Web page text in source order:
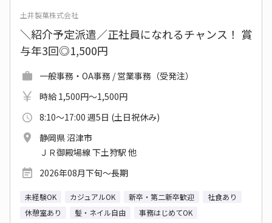
土井製菓株式会社
＼紹介予定派遣／正社員になれるチャンス！ 賞
与年3回◎1,500円
一般事務・OA事務 / 営業事務（受発注）
時給 1,500円～1,500円
8:10～17:00 週5日 (土日祝休み)
静岡県 沼津市
ＪＲ御殿場線 下土狩駅 他
2026年08月下旬～長期
未経験OK カジュアルOK 新卒・第二新卒歓迎
社食あり
休憩室あり
髪・ネイル自由 事務はじめてOK